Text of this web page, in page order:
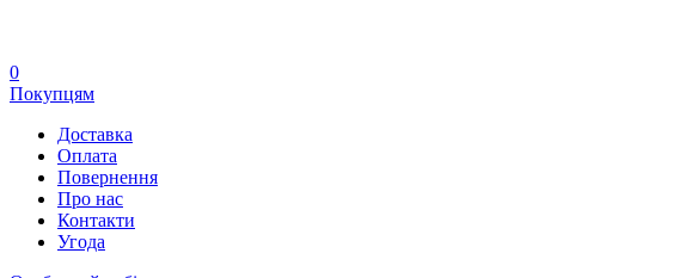
0
Покупцям
Доставка
Оплата
Повернення
Про нас
Контакти
Угода